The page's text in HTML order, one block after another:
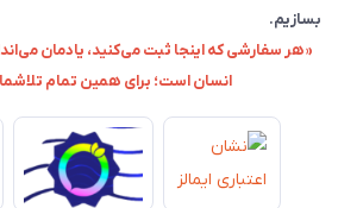
بسازیم.
«هر سفارشی که اینجا ثبت می‌کنید، یادمان
انسان است؛ برای همین تمام